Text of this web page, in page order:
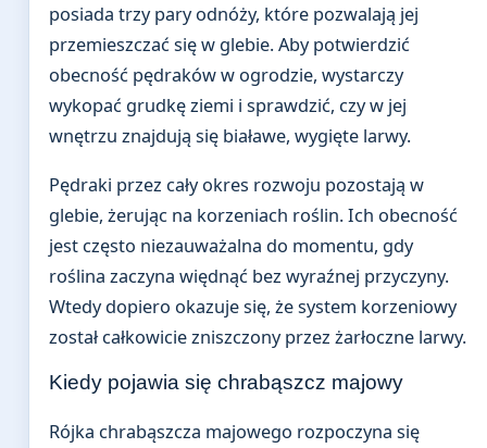
posiada trzy pary odnóży, które pozwalają jej
przemieszczać się w glebie. Aby potwierdzić
obecność pędraków w ogrodzie, wystarczy
wykopać grudkę ziemi i sprawdzić, czy w jej
wnętrzu znajdują się białawe, wygięte larwy.
Pędraki przez cały okres rozwoju pozostają w
glebie, żerując na korzeniach roślin. Ich obecność
jest często niezauważalna do momentu, gdy
roślina zaczyna więdnąć bez wyraźnej przyczyny.
Wtedy dopiero okazuje się, że system korzeniowy
został całkowicie zniszczony przez żarłoczne larwy.
Kiedy pojawia się chrabąszcz majowy
Rójka chrabąszcza majowego rozpoczyna się